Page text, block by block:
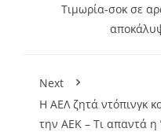
Τιμωρία-σοκ σε
Next
Η ΑΕΛ ζητά ντόπινγκ
την ΑΕΚ – Τι απαντά